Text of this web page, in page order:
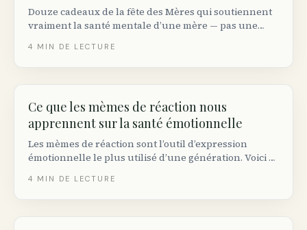
Douze cadeaux de la fête des Mères qui soutiennent
vraiment la santé mentale d’une mère — pas une
aidantes et où acheter au Canada.
4 MIN DE LECTURE
Ce que les mèmes de réaction nous
apprennent sur la santé émotionnelle
Les mèmes de réaction sont l’outil d’expression
émotionnelle le plus utilisé d’une génération. Voici ce
et quand la culture mème aide ou nuit à la santé
4 MIN DE LECTURE